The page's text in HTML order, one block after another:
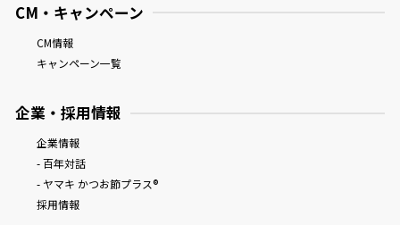
CM・キャンペーン
CM情報
キャンペーン一覧
企業・採用情報
企業情報
- 百年対話
- ヤマキ かつお節プラス®
採用情報